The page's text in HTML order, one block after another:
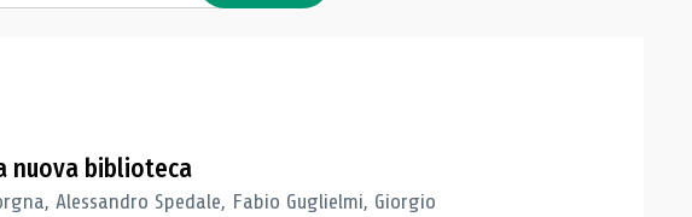
nuova biblioteca
Alessandro Spedale, Fabio Guglielmi, Giorgio